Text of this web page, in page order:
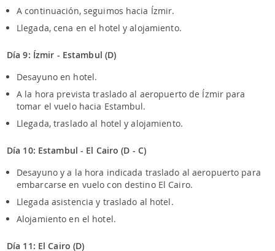
A continuación, seguimos hacia Ízmir.
Llegada, cena en el hotel y alojamiento.
Día 9: Ízmir - Estambul (D)
Desayuno en hotel.
A la hora prevista traslado al aeropuerto de Ízmir para
tomar el vuelo hacia Estambul.
Llegada, traslado al hotel y alojamiento.
Día 10: Estambul - El Cairo (D - C)
Desayuno y a la hora indicada traslado al aeropuerto para
embarcarse en vuelo con destino El Cairo.
Llegada asistencia y traslado al hotel.
Alojamiento en el hotel.
Día 11: El Cairo (D)